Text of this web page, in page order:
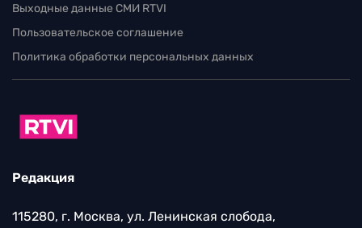
Выходные данные СМИ RTVI
Пользовательское соглашение
Политика обработки персональных данных
Редакция
115280, г. Москва, ул. Ленинская слобода,